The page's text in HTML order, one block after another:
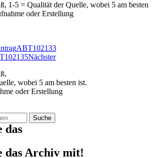
1-5 = Qualität der Quelle, wobei 5 am besten
oder Erstellung
ABT102133
Nächster
wobei 5 am besten ist.
oder Erstellung
Suche
das
das Archiv mit!